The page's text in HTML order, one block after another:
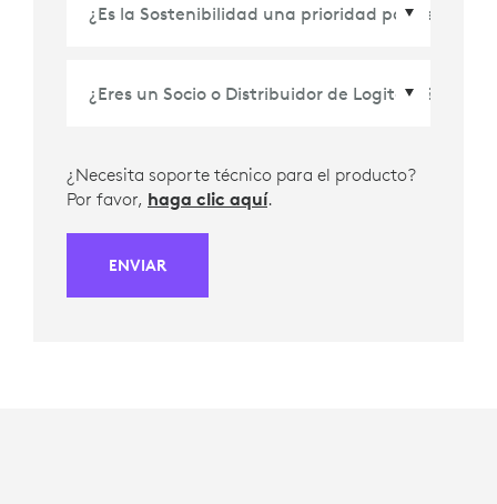
¿Necesita soporte técnico para el producto?
Por favor, haga clic aquí.
ENVIAR